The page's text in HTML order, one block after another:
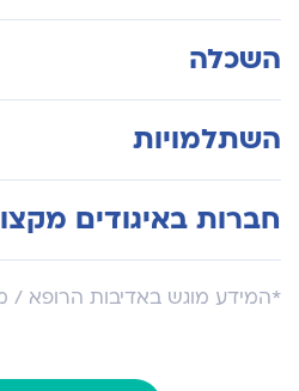
והבטוחות ביותר, ניתוחי
מוביל בארץ בניתוחי חיך
ספיקת חיך, כגון ניתוח מתלה
השכלה
צוואר בילדים, אוניברסיטת
השתלמויות
צוואר בילדים, אוניברסיטת
חברות באיגודים
*המידע מוגש באדיבות הרופא /